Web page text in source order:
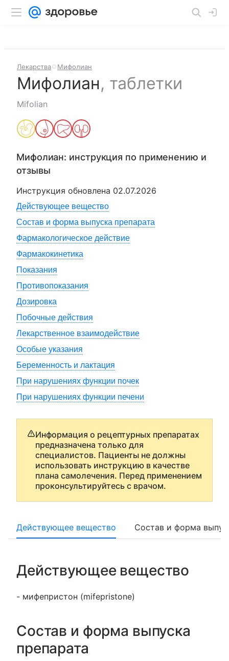
Лекарства Мифолиан
Мифолиан, таблетки
Mifolian
Мифолиан: инструкция по применению и
отзывы
Инструкция обновлена 02.07.2026
Действующее вещество
Состав и форма выпуска препарата
Фармакологическое действие
Фармакокинетика
Показания
Противопоказания
Дозировка
Побочные действия
Лекарственное взаимодействие
Особые указания
Беременность и лактация
При нарушениях функции почек
При нарушениях функции печени
Информация о рецептурных препаратах
предназначена только для
специалистов. Пациенты не должны
использовать инструкцию в качестве
плана самолечения. Перед применением
проконсультируйтесь с врачом.
Действующее вещество Состав и форма
Действующее вещество
- мифепристон (mifepristone)
Состав и форма выпуска
препарата